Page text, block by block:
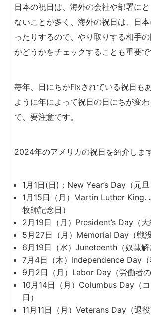
日本の祝日は、海外の会社や部署に
ないことが多く、海外の祝日は、日
ったりするので、やり取りする相手
かどうかをチェックすることも重要で
毎年、日にちがFixされている祝日も
ように年によって祝日の日にちが変
で、要注意です。
2024年のアメリカの祝日を紹介します
1月1日(日)：New Year’s Day（元旦
1月15日（月）Martin Luther King.
牧師記念日）
2月19日（月）President’s Day（大
5月27日（月）Memorial Day（戦没
6月19日（水）Juneteenth（奴隷解
7月4日（木）Independence Day（
9月2日（月）Labor Day（労働者の
10月14日（月）Columbus Day（
日）
11月11日（月）Veterans Day（退役